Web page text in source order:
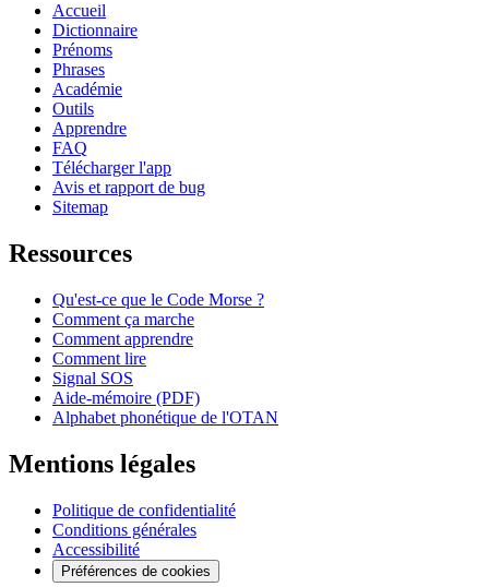
Accueil
Dictionnaire
Prénoms
Phrases
Académie
Outils
Apprendre
FAQ
Télécharger l'app
Avis et rapport de bug
Sitemap
Ressources
Qu'est-ce que le Code Morse ?
Comment ça marche
Comment apprendre
Comment lire
Signal SOS
Aide-mémoire (PDF)
Alphabet phonétique de l'OTAN
Mentions légales
Politique de confidentialité
Conditions générales
Accessibilité
Préférences de cookies